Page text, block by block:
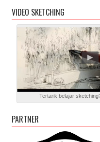
VIDEO SKETCHING
Tertarik belajar
PARTNER